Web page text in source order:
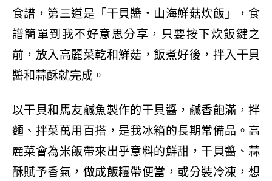
食譜，第三道是「干貝醬・山海鮮菇炊飯」，食
譜簡單到我不好意思分享，只要按下炊飯鍵之
前，放入高麗菜乾和鮮菇，飯煮好後，拌入干貝
醬和蒜酥就完成。
以干貝和馬友鹹魚製作的干貝醬，鹹香飽滿，拌
麵、拌菜萬用百搭，是我冰箱的長期常備品。高
麗菜會為米飯帶來出乎意料的鮮甜，干貝醬、蒜
酥賦予香氣，做成飯糰帶便當，或分裝冷凍，想